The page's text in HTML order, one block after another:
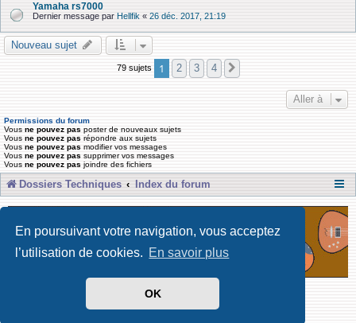
En poursuivant votre navigation, vous acceptez
l’utilisation de cookies. En savoir plus
OK
Yamaha rs7000
Dernier message par Hellfik « 26 déc. 2017, 21:19
Nouveau sujet
79 sujets 1 2 3 4
Aller à
Permissions du forum
Vous ne pouvez pas poster de nouveaux sujets
Vous ne pouvez pas répondre aux sujets
Vous ne pouvez pas modifier vos messages
Vous ne pouvez pas supprimer vos messages
Vous ne pouvez pas joindre des fichiers
Dossiers Techniques Index du forum
Développé par Forum Software © phpBB Limited
Traduit par phpBB-fr